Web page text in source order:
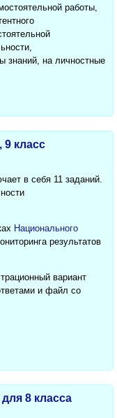
работы,
знаний, на личностные
класс
в себя 11 заданий.
Национального
результатов
вариант
и файл со
8 класса